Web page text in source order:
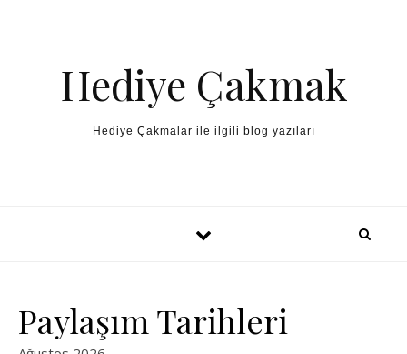
Hediye Çakmak
Hediye Çakmalar ile ilgili blog yazıları
Paylaşım Tarihleri